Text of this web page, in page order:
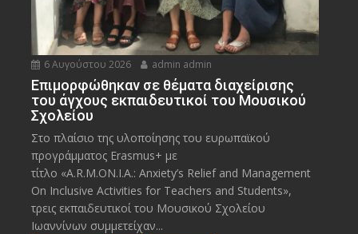
6 Αυγούστου 2026 admin admin
Eπιμορφώθηκαν σε θέματα διαχείρισης
του άγχους εκπαιδευτικοί του Μουσικού
Σχολείου
Στο πλαίσιο της υλοποίησης του ευρωπαϊκού
προγράμματος Erasmus+ με
τίτλο «A.R.M.ON.I.A.: Anxiety’s Relief and Management
On Inclusive Activities for Teachers and Students»,
τρεις εκπαιδευτικοί του Μουσικού Σχολείου
Ιωαννίνων συμμετείχαν...